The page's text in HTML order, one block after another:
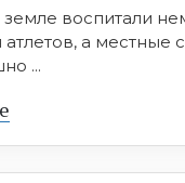
воспитали
а местные
...